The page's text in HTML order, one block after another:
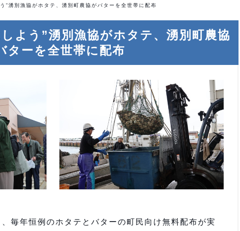
”湧別漁協がホタテ、湧別町農協がバターを全世帯に配布
よう”湧別漁協がホタテ、湧別町農協
ターを全世帯に配布
毎年恒例のホタテとバターの町民向け無料配布が実